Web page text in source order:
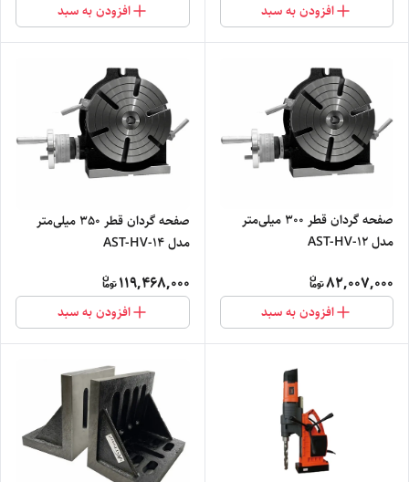
افزودن به سبد افزودن به سبد
صفحه گردان قطر 300 میلی‌متر
مدل AST-HV-12
82,007,000
افزودن به سبد
صفحه گردان قطر 350 میلی‌متر
مدل AST-HV-14
119,468,000
افزودن به سبد